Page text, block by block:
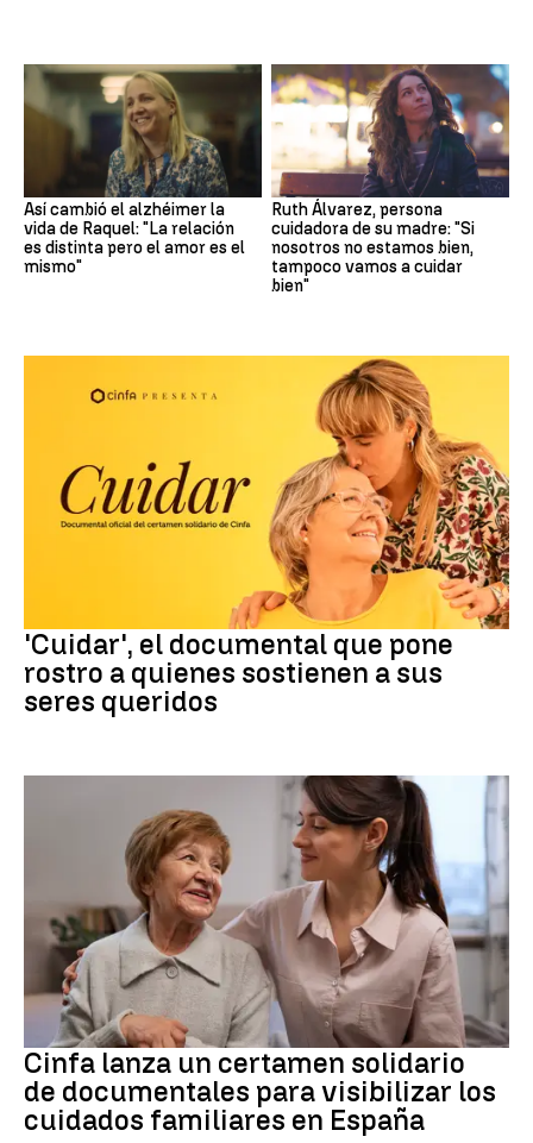
Así cambió el alzhéimer la
vida de Raquel: "La relación
es distinta pero el amor es el
mismo"
Ruth Álvarez, persona
cuidadora de su madre: "Si
nosotros no estamos bien,
tampoco vamos a cuidar
bien"
'Cuidar', el documental que pone
rostro a quienes sostienen a sus
seres queridos
Cuidados familiares
Cinfa lanza un certamen solidario
de documentales para visibilizar los
cuidados familiares en España